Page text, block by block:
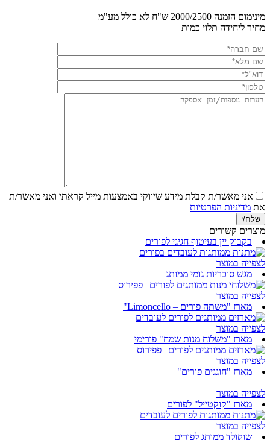
מינימום הזמנה 2000/2500 ש"ח לא כולל מע"מ
מחיר ליחידה תלוי כמות
אני מאשר/ת קבלת מידע שיווקי באמצעות מייל קראתי ואני מאשר/ת
את מדיניות הפרטיות
מוצרים קשורים
בקבוק יין בעיטוף חגיגי לפורים
לצפייה במוצר
מגש סוכריות גומי ממותג
לצפייה במוצר
מארז "משתה פורים – Limoncello"
לצפייה במוצר
מארז "משלוח מנות שמח" פורימי
לצפייה במוצר
מארז "חוגגים פורים"
לצפייה במוצר
מארז "קוקטייל" לפורים
לצפייה במוצר
שוקולד ממותג לפורים